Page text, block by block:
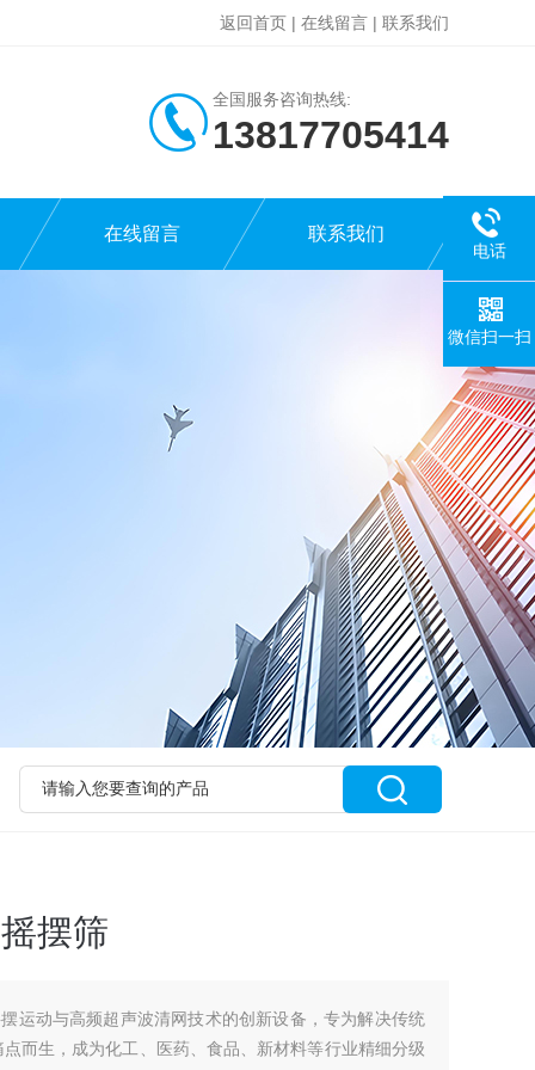
返回首页 | 在线留言 | 联系我们
全国服务咨询热线:
13817705414
在线留言 联系我们
摆筛
运动与高频超声波清网技术的创新设备，专为解决传统
而生，成为化工、医药、食品、新材料等行业精细分级
电话
微信扫一扫